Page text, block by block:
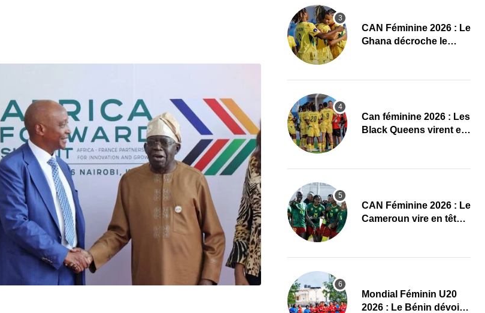
CAN Féminine 2026 : Le
Ghana décroche le
bien
‎Can féminine 2026 : Les
Black Queens virent en
CAN Féminine 2026 : Le
Cameroun vire en tête
Mondial Féminin U20
2026 : Le Bénin dévoile